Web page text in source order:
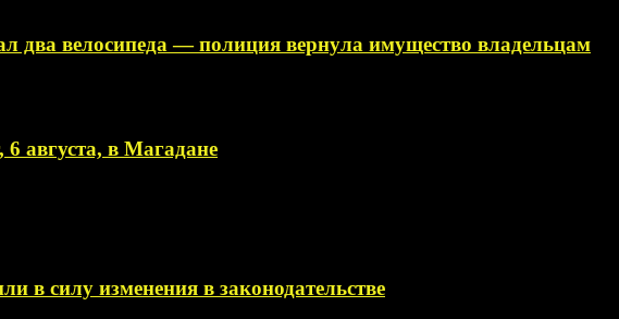
два велосипеда — полиция вернула имущество владельцам
6 августа, в Магадане
в силу изменения в законодательстве